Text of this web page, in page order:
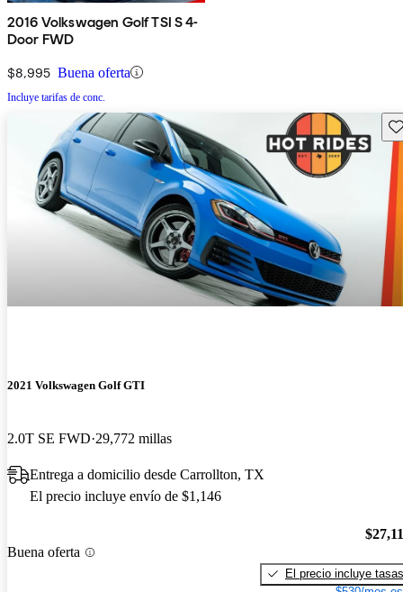
2016 Volkswagen Golf TSI S 4-
Door FWD
$8,995 Buena oferta
Incluye tarifas de conc.
2021 Volkswagen Golf GTI
2.0T SE FWD 29,772 millas
Entrega a domicilio desde Carrollton, TX
El precio incluye envío de $1,146
Buena oferta
El precio incluye tasas